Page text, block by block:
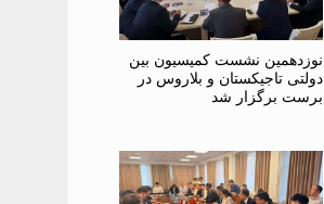
نوزدهمین نشست کمیسیون بین
دولتی تاجیکستان و بلاروس در
برست برگزار شد